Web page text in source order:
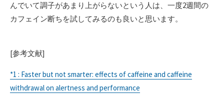
んでいて調子があまり上がらないという人は、一度2週間の
カフェイン断ちを試してみるのも良いと思います。
[参考文献]
*1 : Faster but not smarter: effects of caffeine and caffeine
withdrawal on alertness and performance